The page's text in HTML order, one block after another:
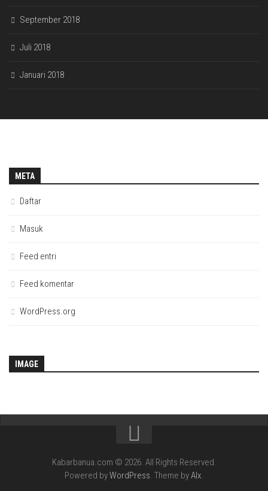
September 2018
Juli 2018
Januari 2018
META
Daftar
Masuk
Feed entri
Feed komentar
WordPress.org
IMAGE
Kabarbanua.com © 2026. All Rights Reserved.
Powered byWordPress. Theme byAlx.